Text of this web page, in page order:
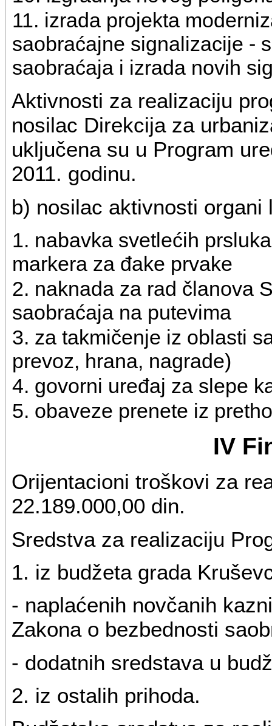
11. izrada projekta
saobraćajne signalizacije -
saobraćaja i izrada novih
Aktivnosti za realizaciju
nosilac Direkcija za
uključena su u Program
2011. godinu.
b) nosilac aktivnosti organi
1. nabavka svetlećih
markera za đake prvake
2. naknada za rad članova
saobraćaja na putevima
3. za takmičenje iz oblasti
prevoz, hrana, nagrade)
4. govorni uređaj za slepe
5. obaveze prenete iz
IV
Orijentacioni troškovi za
22.189.000,00 din.
Sredstva za realizaciju
1. iz budžeta grada
- naplaćenih novčanih
Zakona o bezbednosti
- dodatnih sredstava u
2. iz ostalih prihoda.